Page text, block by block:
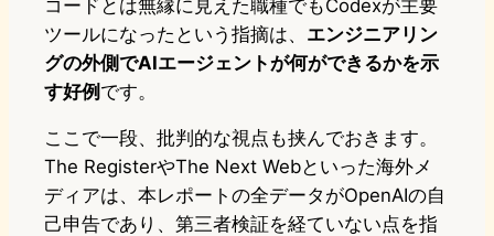
コードとは無縁に見えた職種でもCodexが主要
ツールになったという指摘は、 エンジニアリン
グの外側でAIエージェントが何ができるかを示
す好例 です。
ここで一段、批判的な視点も挟んでおきます。
The RegisterやThe Next Webといった海外メ
ディアは、本レポートの全データがOpenAIの自
己申告であり、第三者検証を経ていない点を指